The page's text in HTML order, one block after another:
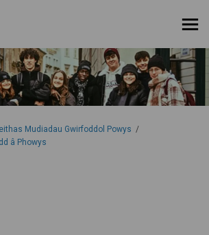
Mudiadau Gwirfoddol Powys
â Phowys